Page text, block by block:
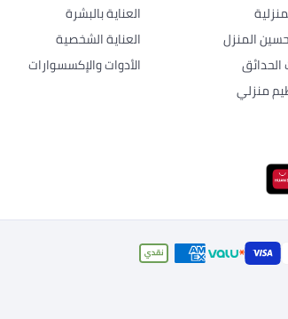
المنزل
منزلي
العناية بالبشرة
العناية الشخصية
الأدوات والإكسسوارات